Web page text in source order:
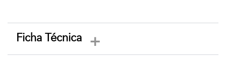
Ficha Técnica